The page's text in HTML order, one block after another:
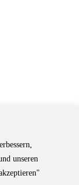
unseren
Autorinnen und
für